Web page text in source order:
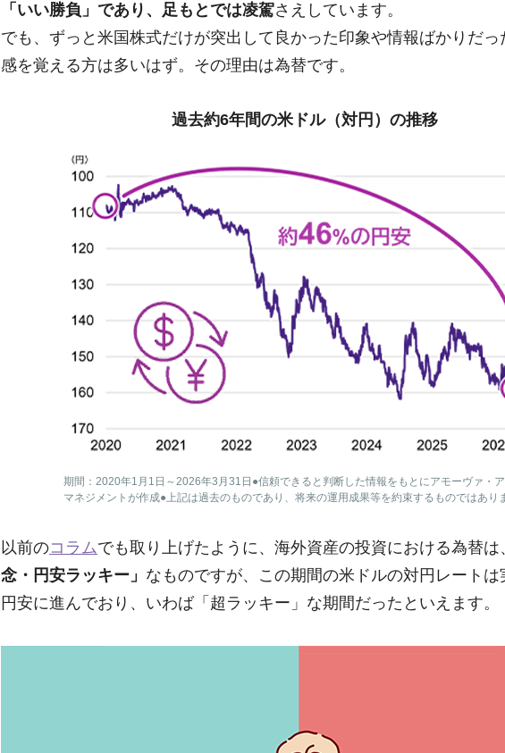
「いい勝負」であり、足もとでは凌駕さえしています。
でも、ずっと米国株式だけが突出して良かった印象や情報ばかりだっ
感を覚える方は多いはず。その理由は為替です。
期間：2020年1月1日～2026年3月31日●信頼できると判断した情報をもとにアモーヴァ・
マネジメントが作成●上記は過去のものであり、将来の運用成果等を約束するものではあり
過去約6年間の米ドル（対円）の推移
以前のコラムでも取り上げたように、海外資産の投資における為替は
念・円安ラッキー」 なものですが、この期間の米ドルの対円レートは
円安に進んでおり、いわば「超ラッキー」な期間だったといえます。